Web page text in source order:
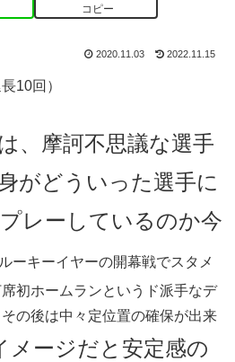
コピー
2020.11.03 2022.11.15
10回）
、摩訶不思議な選手
がどういった選手に
レーしているのか今
ルーキーイヤーの開幕戦でスタメ
初ホームランというド派手なデ
の後は中々定位置の確保が出来
メージだと安定感の